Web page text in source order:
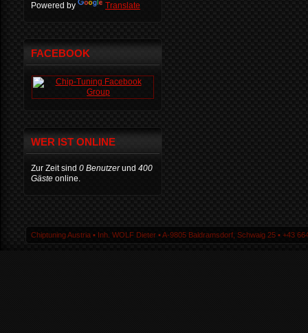
Powered by Translate
FACEBOOK
WER IST ONLINE
Zur Zeit sind 0 Benutzerund 400
Gäste online.
Chiptuning Austria ▪ Inh. WOLF Dieter ▪ A-9805 Baldramsdorf, Schwaig 25 ▪ +43